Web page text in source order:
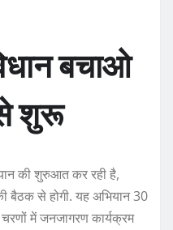
बचाओ
शुरू
की शुरुआत कर रही है,
बैठक से होगी. यह अभियान 30
में जनजागरण कार्यक्रम